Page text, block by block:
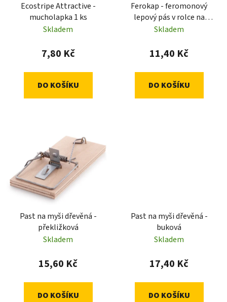
Ecostripe Attractive -
mucholapka 1 ks
Skladem
7,80 Kč
DO KOŠÍKU
Ferokap - feromonový
lepový pás v rolce na
monitoring
Skladem
11,40 Kč
DO KOŠÍKU
Past na myši dřevěná -
překližková
Skladem
15,60 Kč
DO KOŠÍKU
Past na myši dřevěná -
buková
Skladem
17,40 Kč
DO KOŠÍKU